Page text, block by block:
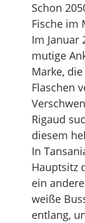
Schon
Fische im
Im Januar
mutige
Marke,
Flaschen
Rigaud
diesem
In
Hauptsitz
ein
weiße
entlang,